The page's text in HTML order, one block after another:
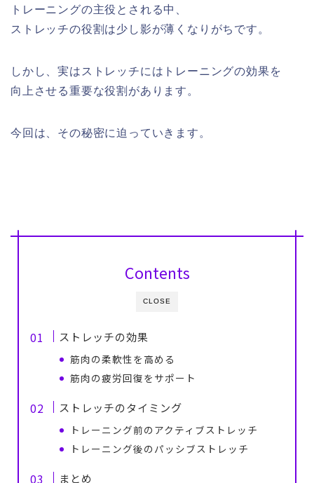
トレーニングの主役とされる中、
ストレッチの役割は少し影が薄くなりがちです。
しかし、実はストレッチにはトレーニングの効果を
向上させる重要な役割があります。
今回は、その秘密に迫っていきます。
CLOSE
Contents
ストレッチの効果
筋肉の柔軟性を高める
筋肉の疲労回復をサポート
ストレッチのタイミング
トレーニング前のアクティブストレッチ
トレーニング後のパッシブストレッチ
まとめ